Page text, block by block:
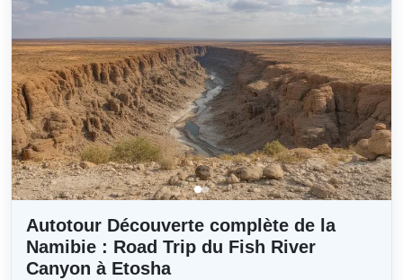
Autotour Découverte complète de la
Namibie : Road Trip du Fish River
Canyon à Etosha